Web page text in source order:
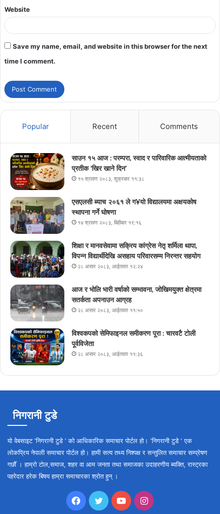
Website
Save my name, email, and website in this browser for the next
time I comment.
Popular Recent Comments
साउन १५ आज : परम्परा, स्वाद र पारिवारिक आत्मीयताको
प्रतीक ‘खिर खाने दिन’
१५ श्रावण २०८३, शुक्रबार ११:३८
एसएलसी ब्याच २०६१ ले ग¥यो विद्यालयमा अक्षयकोष
स्थापना गर्ने घोषणा
१४ श्रावण २०८३, बिहीबार १९:१६
शिक्षा र मानवसेवामा सक्रिय कांग्रेस नेतृ शर्मिला थापा,
विपन्न विद्यार्थीदेखि असहाय परिवारसम्म निरन्तर सहयोग
२८ असार २०८३, आईतवार १२:२४
आज र भोलि भारी वर्षाको सम्भावना, जोखिमयुक्त क्षेत्रमा
सतर्कता अपनाउन आग्रह
२८ असार २०८३, आईतवार ११:५०
विश्वकपको सेमिफाइनल समीकरण पूरा : चारवटै टोली
पूर्वविजेता
२८ असार २०८३, आईतवार ११:३६
निगरानी टुडे
यो वेबसाइट ‘निगरानी टुडे ‘ को आधिकारिक समाचार पोर्टल हो। ‘निगरानी टुडे ‘ एक
लोकप्रिय नेपाली समाचार पोर्टल हो। हामी सत्य तथ्य निश्पक्ष र सन्तुलित समाचार सम्प्रेषण
गर्छौँ । हाम्रो टोल,समाज, शहर वा आम जनता तथा समाजका उदाहरणीय ब्यक्ति, रास्ट्रका
पहरेदार हरेक बिषय हाम्रा समाचारका श्रोत हुन् ।
Facebook
TwitterYouTubeInstagram